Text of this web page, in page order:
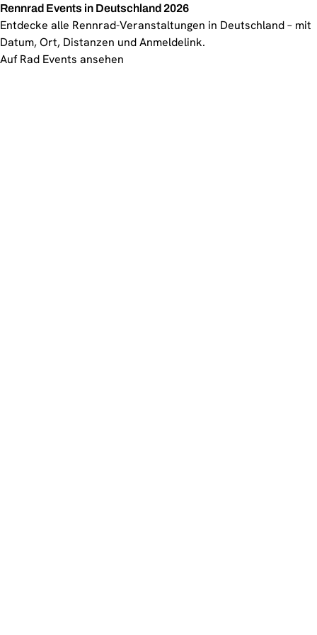
Rennrad Events in Deutschland 2026
Entdecke alle Rennrad-Veranstaltungen in Deutschland – mit
Datum, Ort, Distanzen und Anmeldelink.
Auf Rad Events ansehen